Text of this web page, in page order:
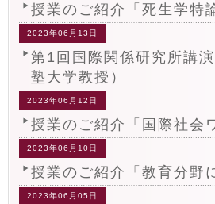
授業のご紹介「死生学特
2023年06月13日
第1回国際関係研究所講
塾大学教授）
2023年06月12日
授業のご紹介「国際社会
2023年06月10日
授業のご紹介「教育分野
2023年06月05日